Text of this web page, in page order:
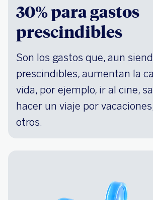
30% para gastos
prescindibles
Son los gastos que, aun
prescindibles, aumentan la
vida, por ejemplo, ir al cine,
hacer un viaje por
otros.